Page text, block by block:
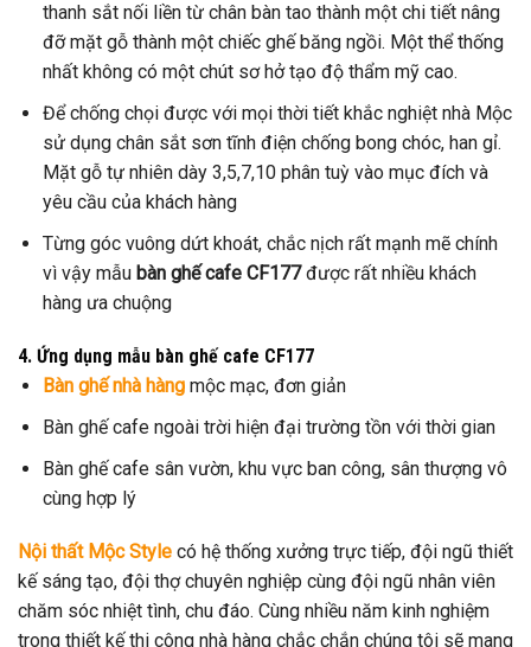
thanh sắt nối liền từ chân bàn tao thành một chi tiết nâng
đỡ mặt gỗ thành một chiếc ghế băng ngồi. Một thể thống
nhất không có một chút sơ hở tạo độ thẩm mỹ cao.
Để chống chọi được với mọi thời tiết khắc nghiệt nhà Mộc
sử dụng chân sắt sơn tĩnh điện chống bong chóc, han gỉ.
Mặt gỗ tự nhiên dày 3,5,7,10 phân tuỳ vào mục đích và
yêu cầu của khách hàng
Từng góc vuông dứt khoát, chắc nịch rất mạnh mẽ chính
vì vậy mẫubàn ghế cafe CF177được rất nhiều khách
hàng ưa chuộng
4. Ứng dụng mẫu bàn ghế cafe CF177
Bàn ghế nhà hàngmộc mạc, đơn giản
Bàn ghế cafe ngoài trời hiện đại trường tồn với thời gian
Bàn ghế cafe sân vườn, khu vực ban công, sân thượng vô
cùng hợp lý
Nội thất Mộc Style có hệ thống xưởng trực tiếp, đội ngũ thiết
kế sáng tạo, đội thợ chuyên nghiệp cùng đội ngũ nhân viên
chăm sóc nhiệt tình, chu đáo. Cùng nhiều năm kinh nghiệm
trong thiết kế thi công nhà hàng chắc chắn chúng tôi sẽ mang